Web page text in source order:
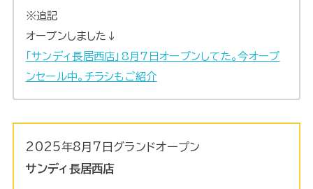
※追記
オープンしました↓
「サンディ長居西店」8月7日オープンしてた。今オープ
ンセール中。チラシもご紹介
2025年8月7日グランドオープン
サンディ長居西店